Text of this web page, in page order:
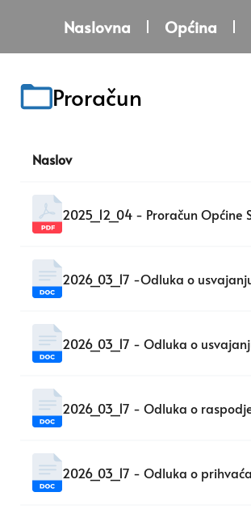
Naslovna Općina
Proračun
Naslov
2025_12_04 - Proračun
2026_03_17 -Odluka o
2026_03_17 - Odluka o
2026_03_17 - Odluka o
2026_03_17 - Odluka o